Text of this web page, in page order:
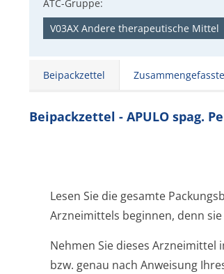
ATC-Gruppe:
V03AX Andere therapeutische Mittel
Beipackzettel
Beipackzettel - APULO spag.
Lesen Sie die gesamte
Arzneimittels beginnen, denn
Nehmen Sie dieses Arzneimittel
bzw. genau nach Anweisung